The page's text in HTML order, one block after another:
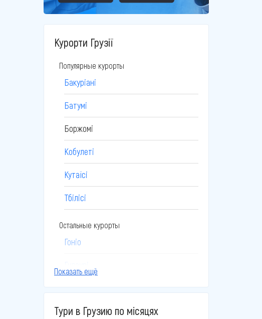
Курорти Грузії
Популярные курорты
Бакуріані
Батумі
Боржомі
Кобулеті
Кутаїсі
Тбілісі
Остальные курорты
Гоніо
Імереті
Казбегі
Показать ещё
Тури в Грузию по місяцях